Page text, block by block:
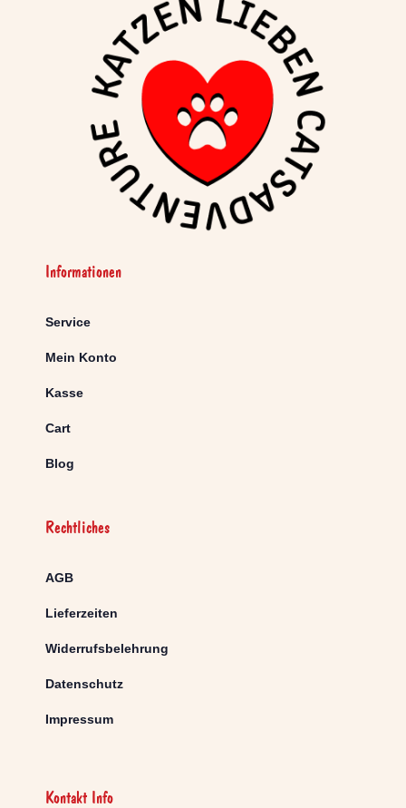
Informationen
Service
Mein Konto
Kasse
Cart
Blog
Rechtliches
AGB
Lieferzeiten
Widerrufsbelehrung
Datenschutz
Impressum
Kontakt Info